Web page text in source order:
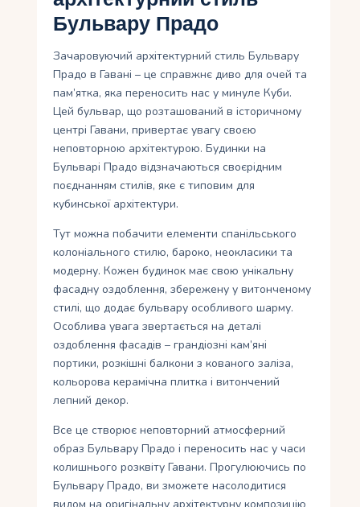
Бульвару Прадо
Зачаровуючий архітектурний стиль Бульвару
Прадо в Гавані – це справжнє диво для очей та
пам’ятка, яка переносить нас у минуле Куби.
Цей бульвар, що розташований в історичному
центрі Гавани, привертає увагу своєю
неповторною архітектурою. Будинки на
Бульварі Прадо відзначаються своєрідним
поєднанням стилів, яке є типовим для
кубинської архітектури.
Тут можна побачити елементи спанільського
колоніального стилю, бароко, неокласики та
модерну. Кожен будинок має свою унікальну
фасадну оздоблення, збережену у витонченому
стилі, що додає бульвару особливого шарму.
Особлива увага звертається на деталі
оздоблення фасадів – грандіозні кам’яні
портики, розкішні балкони з кованого заліза,
кольорова керамічна плитка і витончений
лепний декор.
Все це створює неповторний атмосферний
образ Бульвару Прадо і переносить нас у часи
колишнього розквіту Гавани. Прогулюючись по
Бульвару Прадо, ви зможете насолодитися